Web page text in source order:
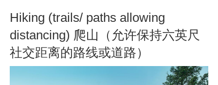
Hiking (trails/ paths allowing
distancing) 爬山（允许保持六英尺
社交距离的路线或道路）